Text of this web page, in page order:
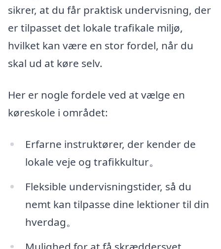
sikrer, at du får praktisk undervisning, der
er tilpasset det lokale trafikale miljø,
hvilket kan være en stor fordel, når du
skal ud at køre selv.
Her er nogle fordele ved at vælge en
køreskole i området:
Erfarne instruktører, der kender de
lokale veje og trafikkultur。
Fleksible undervisningstider, så du
nemt kan tilpasse dine lektioner til din
hverdag。